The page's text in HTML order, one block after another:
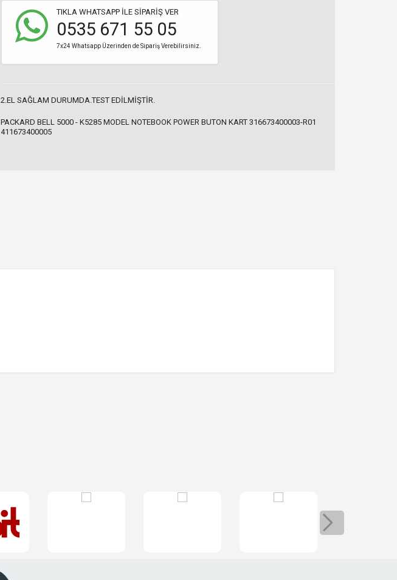
TIKLA WHATSAPP İLE SİPARİŞ VER
0535 671 55 05
7x24 Whatsapp Üzerinden de Sipariş Verebilirsiniz.
2.EL SAĞLAM DURUMDA.TEST EDİLMİŞTİR.
PACKARD BELL 5000 - K5285 MODEL NOTEBOOK POWER BUTON KART 316673400003-R01
411673400005